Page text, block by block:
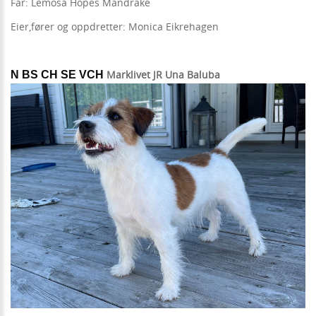
Eier,fører og oppdretter: Monica Eikrehagen
N BS CH SE VCH Marklivet JR Una Baluba